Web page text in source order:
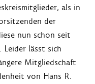
als in
der
nun schon seit
lässt sich
Mitgliedschaft
von Hans R.